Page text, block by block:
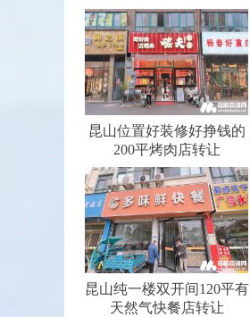
昆山位置好装修好挣钱的
200平烤肉店转让
昆山纯一楼双开间120平有
天然气快餐店转让